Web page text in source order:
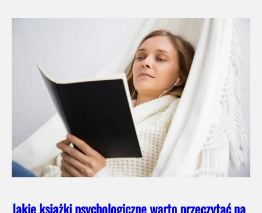
Jakie książki psychologiczne warto przeczytać na